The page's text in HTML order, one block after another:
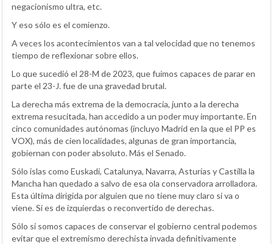
negacionismo ultra, etc.
Y eso sólo es el comienzo.
A veces los acontecimientos van a tal velocidad que no tenemos
tiempo de reflexionar sobre ellos.
Lo que sucedió el 28-M de 2023, que fuimos capaces de parar en
parte el 23-J. fue de una gravedad brutal.
La derecha más extrema de la democracia, junto a la derecha
extrema resucitada, han accedido a un poder muy importante. En
cinco comunidades autónomas (incluyo Madrid en la que el PP es
VOX), más de cien localidades, algunas de gran importancia,
gobiernan con poder absoluto. Más el Senado.
Sólo islas como Euskadi, Catalunya, Navarra, Asturias y Castilla la
Mancha han quedado a salvo de esa ola conservadora arrolladora.
Esta última dirigida por alguien que no tiene muy claro si va o
viene. Si es de izquierdas o reconvertido de derechas.
Sólo si somos capaces de conservar el gobierno central podemos
evitar que el extremismo derechista invada definitivamente